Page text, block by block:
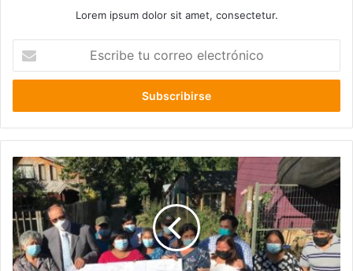
Lorem ipsum dolor sit amet, consectetur.
correo
Municipio
de
Osorno
dio
el
vamos
a